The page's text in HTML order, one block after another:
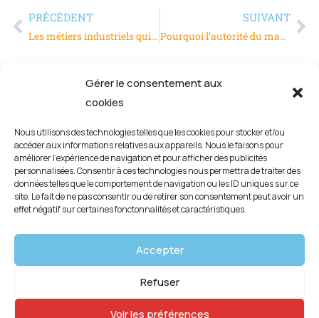
Gérer le consentement aux
cookies
Nous utilisons des technologies telles que les cookies pour stocker et/ou
accéder aux informations relatives aux appareils. Nous le faisons pour
améliorer l’expérience de navigation et pour afficher des publicités
personnalisées. Consentir à ces technologies nous permettra de traiter des
données telles que le comportement de navigation ou les ID uniques sur ce
site. Le fait de ne pas consentir ou de retirer son consentement peut avoir un
effet négatif sur certaines fonctonnalités et caractéristiques.
Accepter
Refuser
Voir les préférences
PRÉCÉDENT
Les métiers industriels qui recrutent quand les compétences manquent
SUIVANT
Pourquoi l’autorité du manager compte autant envers l’équipe ?
Politique de confidentialité
Politique de cookies (UE)